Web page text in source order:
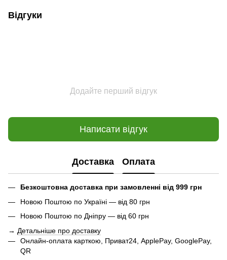
Відгуки
Додайте перший відгук
Написати відгук
Доставка Оплата
Безкоштовна доставка при замовленні від 999 грн
Новою Поштою по Україні — від 80 грн
Новою Поштою по Дніпру — від 60 грн
→ Детальніше про доставку
Онлайн-оплата карткою, Приват24, ApplePay, GooglePay,
QR